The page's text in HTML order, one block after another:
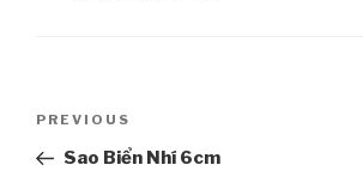
Post
navigation
Previous
Post
PREVIOUS
Sao Biển Nhí 6cm